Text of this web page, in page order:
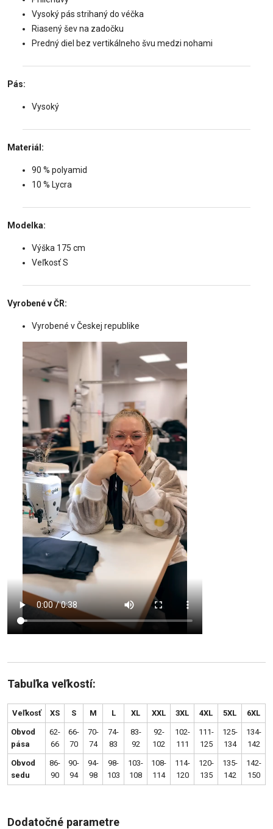
Vysoký pás strihaný do véčka
Riasený šev na zadočku
Predný diel bez vertikálneho švu medzi nohami
Pás:
Vysoký
Materiál:
90 % polyamid
10 % Lycra
Modelka:
Výška 175 cm
Veľkosť S
Vyrobené v ČR:
Vyrobené v Českej republike
Tabuľka veľkostí:
Veľkosť XS S M L XL XXL 3XL 4XL 5XL 6XL
Obvod
pása
62-
66
66-
70
70-
74
74-
83
83-
92
92-
102
102-
111
111-
125
125-
134
134-
142
Obvod
sedu
86-
90
90-
94
94-
98
98-
103
103-
108
108-
114
114-
120
120-
135
135-
142
142-
150
Dodatočné parametre